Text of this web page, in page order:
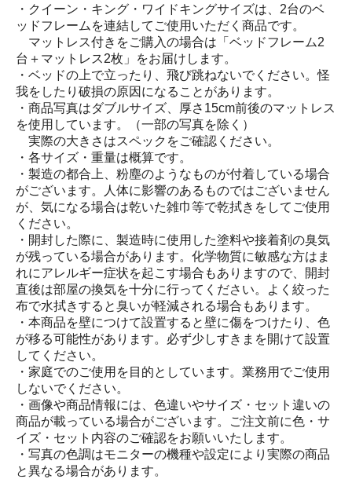
・クイーン・キング・ワイドキングサイズは、2台のベ
ッドフレームを連結してご使用いただく商品です。
マットレス付きをご購入の場合は「ベッドフレーム2
台＋マットレス2枚」をお届けします。
・ベッドの上で立ったり、飛び跳ねないでください。怪
我をしたり破損の原因になることがあります。
・商品写真はダブルサイズ、厚さ15cm前後のマットレス
を使用しています。（一部の写真を除く）
実際の大きさはスペックをご確認ください。
・各サイズ・重量は概算です。
・製造の都合上、粉塵のようなものが付着している場合
がございます。人体に影響のあるものではございません
が、気になる場合は乾いた雑巾等で乾拭きをしてご使用
ください。
・開封した際に、製造時に使用した塗料や接着剤の臭気
が残っている場合があります。化学物質に敏感な方はま
れにアレルギー症状を起こす場合もありますので、開封
直後は部屋の換気を十分に行ってください。よく絞った
布で水拭きすると臭いが軽減される場合もあります。
・本商品を壁につけて設置すると壁に傷をつけたり、色
が移る可能性があります。必ず少しすきまを開けて設置
してください。
・家庭でのご使用を目的としています。業務用でご使用
しないでください。
・画像や商品情報には、色違いやサイズ・セット違いの
商品が載っている場合がございます。ご注文前に色・サ
イズ・セット内容のご確認をお願いいたします。
・写真の色調はモニターの機種や設定により実際の商品
と異なる場合があります。